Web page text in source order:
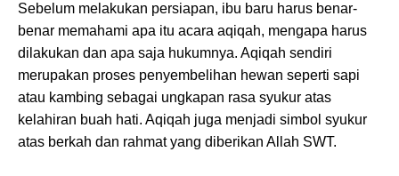
Sebelum melakukan persiapan, ibu baru harus benar-
benar memahami apa itu acara aqiqah, mengapa harus
dilakukan dan apa saja hukumnya. Aqiqah sendiri
merupakan proses penyembelihan hewan seperti sapi
atau kambing sebagai ungkapan rasa syukur atas
kelahiran buah hati. Aqiqah juga menjadi simbol syukur
atas berkah dan rahmat yang diberikan Allah SWT.